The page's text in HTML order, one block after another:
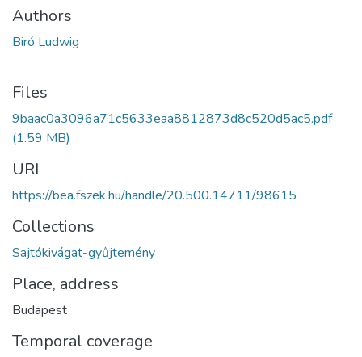
Authors
Biró Ludwig
Files
9baac0a3096a71c5633eaa8812873d8c520d5ac5.pdf
(1.59 MB)
URI
https://bea.fszek.hu/handle/20.500.14711/98615
Collections
Sajtókivágat-gyűjtemény
Place, address
Budapest
Temporal coverage